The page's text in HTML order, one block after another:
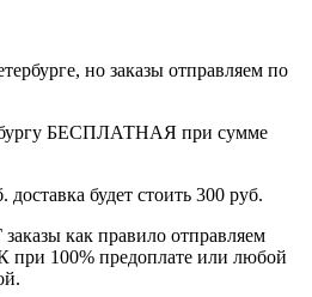
но заказы отправляем по
БЕСПЛАТНАЯ при сумме
будет стоить 300 руб.
как правило отправляем
при 100% предоплате или любой